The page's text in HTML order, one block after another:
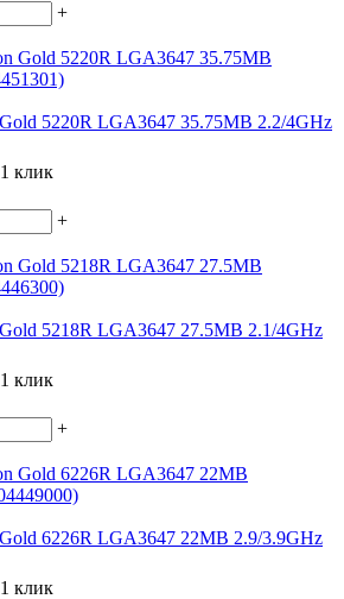
+
5220R LGA3647 35.75MB 2.2/4GHz
клик
+
5218R LGA3647 27.5MB 2.1/4GHz
клик
+
6226R LGA3647 22MB 2.9/3.9GHz
клик